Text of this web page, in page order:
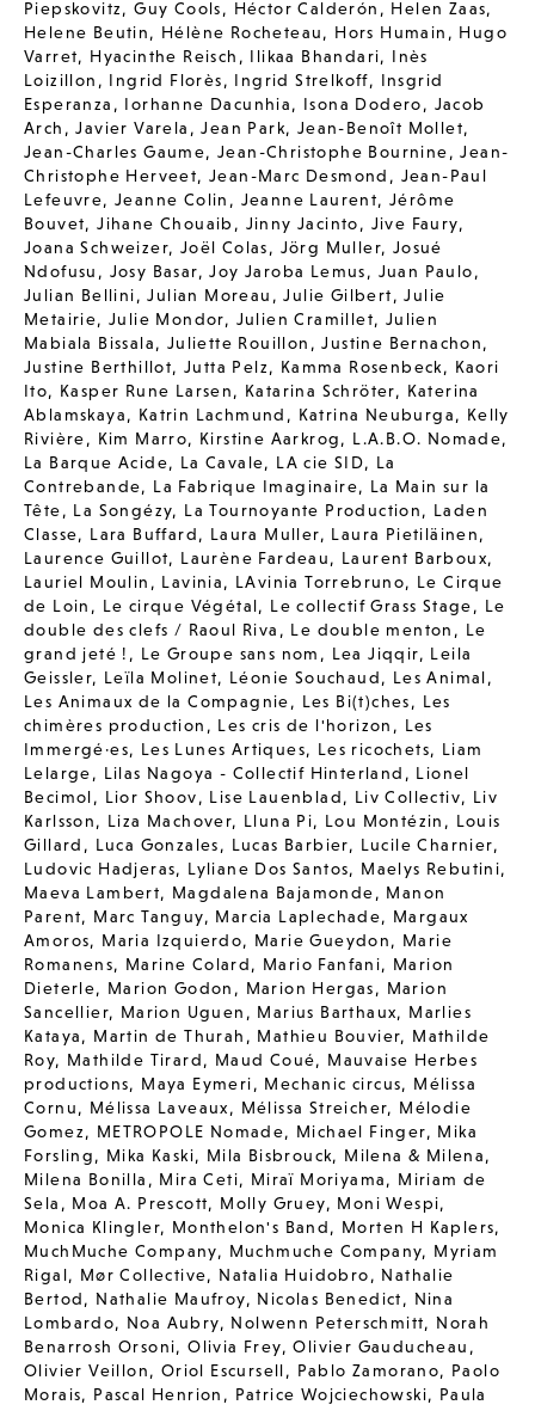
Piepskovitz,Guy Cools, Héctor Calderón , Helen Zaas,
Helene Beutin, Hélène Rocheteau, Hors Humain , Hugo
Varret, Hyacinthe Reisch , Ilikaa Bhandari, Inès
Loizillon , Ingrid Florès, Ingrid Strelkoff, Insgrid
Esperanza , Iorhanne Dacunhia, Isona Dodero, Jacob
Arch ,Javier Varela ,Jean Park, Jean-Benoît Mollet,
Jean-Charles Gaume,Jean-Christophe Bournine,Jean-
Christophe Herveet,Jean-Marc Desmond , Jean-Paul
Lefeuvre,Jeanne Colin , Jeanne Laurent,Jérôme
Bouvet,Jihane Chouaib , Jinny Jacinto, Jive Faury,
Joana Schweizer, Joël Colas, Jörg Muller, Josué
Ndofusu , Josy Basar,Joy Jaroba Lemus, Juan Paulo,
Julian Bellini,Julian Moreau ,Julie Gilbert,Julie
Metairie,Julie Mondor, Julien Cramillet, Julien
Mabiala Bissala, Juliette Rouillon ,Justine Bernachon,
Justine Berthillot,Jutta Pelz, Kamma Rosenbeck, Kaori
Ito, Kasper Rune Larsen, Katarina Schröter, Katerina
Ablamskaya, Katrin Lachmund , Katrina Neuburga, Kelly
Rivière, Kim Marro, Kirstine Aarkrog, L.A.B.O. Nomade,
La Barque Acide, La Cavale, LA cie SID, La
Contrebande, La Fabrique Imaginaire, La Main sur la
Tête, La Songézy, La Tournoyante Production, Laden
Classe, Lara Buffard, Laura Muller, Laura Pietiläinen,
Laurence Guillot, Laurène Fardeau, Laurent Barboux,
Lauriel Moulin , Lavinia, LAvinia Torrebruno, Le Cirque
de Loin , Le cirque Végétal, Le collectif Grass Stage, Le
double des clefs / Raoul Riva , Le double menton , Le
grand jeté ! , Le Groupe sans nom , Lea Jiqqir, Leila
Geissler, Leïla Molinet, Léonie Souchaud, Les Animal,
Les Animaux de la Compagnie, Les Bi(t)ches, Les
chimères production , Les cris de l'horizon , Les
Immergé·es, Les Lunes Artiques, Les ricochets, Liam
Lelarge, Lilas Nagoya - Collectif Hinterland , Lionel
Becimol, Lior Shoov, Lise Lauenblad, Liv Collectiv, Liv
Karlsson, Liza Machover, Lluna Pi, Lou Montézin , Louis
Gillard , Luca Gonzales, Lucas Barbier, Lucile Charnier,
Ludovic Hadjeras, Lyliane Dos Santos, Maelys Rebutini,
Maeva Lambert, Magdalena Bajamonde, Manon
Parent, Marc Tanguy, Marcia Laplechade, Margaux
Amoros, Maria Izquierdo, Marie Gueydon, Marie
Romanens, Marine Colard, Mario Fanfani, Marion
Dieterle, Marion Godon , Marion Hergas, Marion
Sancellier, Marion Uguen , Marius Barthaux, Marlies
Kataya, Martin de Thurah , Mathieu Bouvier, Mathilde
Roy, Mathilde Tirard, Maud Coué, Mauvaise Herbes
productions, Maya Eymeri, Mechanic circus, Mélissa
Cornu, Mélissa Laveaux, Mélissa Streicher, Mélodie
Gomez, METROPOLE Nomade, Michael Finger, Mika
Forsling, Mika Kaski, Mila Bisbrouck, Milena & Milena,
Milena Bonilla , Mira Ceti, Miraï Moriyama, Miriam de
Sela , Moa A. Prescott, Molly Gruey, Moni Wespi,
Monica Klingler, Monthelon's Band, Morten H Kaplers,
MuchMuche Company, Muchmuche Company, Myriam
Rigal, Mør Collective,Natalia Huidobro,Nathalie
Bertod,Nathalie Maufroy,Nicolas Benedict, Nina
Lombardo,Noa Aubry,Nolwenn Peterschmitt,Norah
Benarrosh Orsoni,Olivia Frey,Olivier Gauducheau ,
Olivier Veillon, Oriol Escursell, Pablo Zamorano, Paolo
Morais, Pascal Henrion , Patrice Wojciechowski, Paula